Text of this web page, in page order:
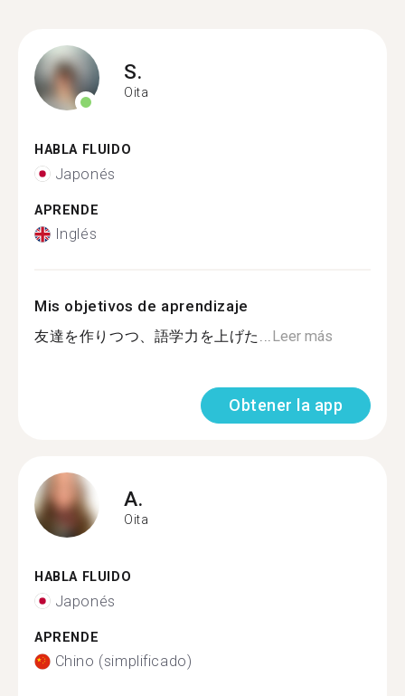
S.
Oita
HABLA FLUIDO
Japonés
APRENDE
Inglés
Mis objetivos de aprendizaje
友達を作りつつ、語学力を上げた...Leer más
Obtener la app
A.
Oita
HABLA FLUIDO
Japonés
APRENDE
Chino (simplificado)